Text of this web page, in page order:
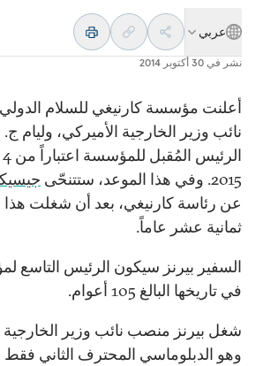
عربي
نشر في 30 أكتوبر 2014
أعلنت مؤسسة كارنيغي للسلام
نائب وزير الخارجية الأميركي، وليام
2015. وفي هذا الموعد، ستتنحّى
عن رئاسة كارنيغي، بعد أن شغلت
ثمانية عشر عاماً.
السفير بيرنز سيكون الرئيس التاسع
في تاريخها البالغ 105 أعوام.
وهو الدبلوماسي المحترف الثاني فقط